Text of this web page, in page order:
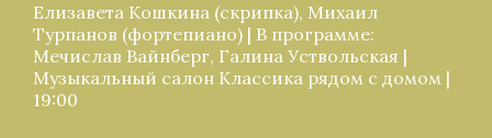
Елизавета Кошкина (скрипка), Михаил
Турпанов (фортепиано) | В программе:
Мечислав Вайнберг, Галина Уствольская |
Музыкальный салон Классика рядом с домом |
19:00